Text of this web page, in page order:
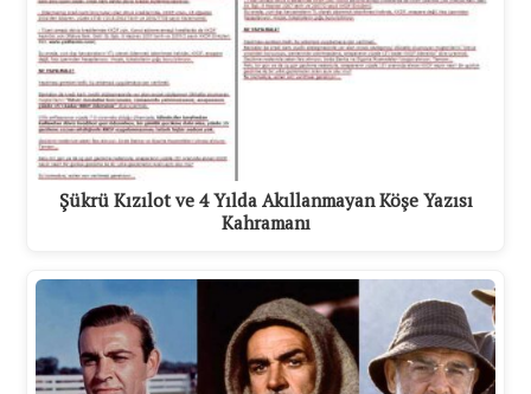
Şükrü Kızılot ve 4 Yılda Akıllanmayan Köşe Yazısı
Kahramanı